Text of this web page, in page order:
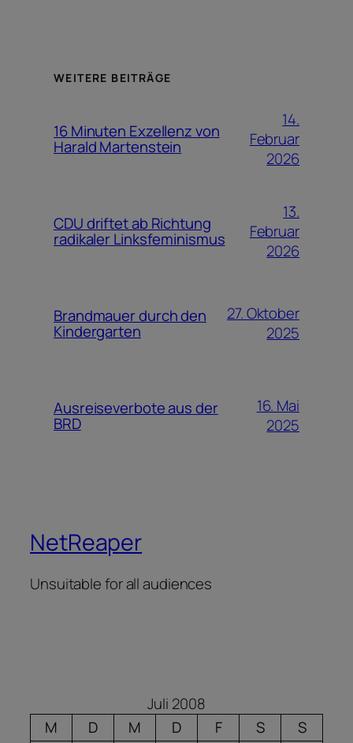
WEITERE BEITRÄGE
16 Minuten Exzellenz von
Harald Martenstein
14.
Februar
2026
CDU driftet ab Richtung
radikaler Linksfeminismus
13.
Februar
2026
Brandmauer durch den
Kindergarten
27. Oktober
2025
Ausreiseverbote aus der
BRD
16. Mai
2025
NetReaper
Unsuitable for all audiences
Juli 2008
M
D M D F S
S